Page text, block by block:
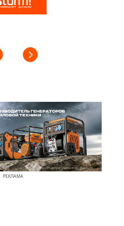
РЕКЛАМА